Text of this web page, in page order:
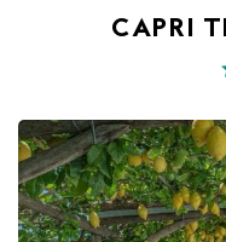
CAPRI